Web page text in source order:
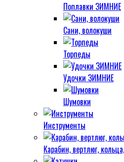
Поплавки ЗИМНИЕ
Сани, волокуши
Торпеды
Удочки ЗИМНИЕ
Шумовки
Инструменты
Карабин, вертлюг,